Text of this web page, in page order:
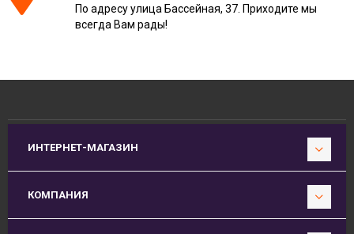
По адресу улица Бассейная, 37. Приходите мы
всегда Вам рады!
ИНТЕРНЕТ-МАГАЗИН
КОМПАНИЯ